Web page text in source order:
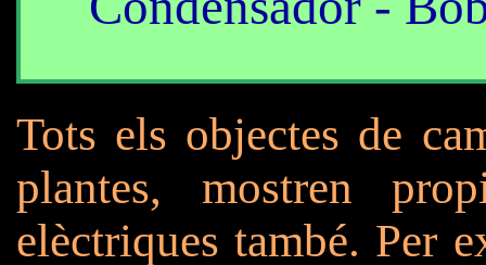
Tots els objectes de
plantes, mostren
elèctriques també. Per